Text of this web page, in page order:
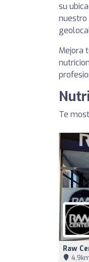
su
nuestro
Mejora
Te
Raw